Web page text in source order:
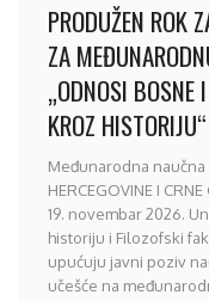
PRODUŽEN ROK
ZA
„ODNOSI BOSNE
KROZ HISTORIJU“
Međunarodna naučna
HERCEGOVINE I
19. novembar 2026.
historiju i Filozofski
upućuju javni poziv
učešće na